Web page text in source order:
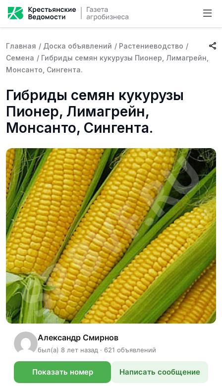
Главная / Доска объявлений / Растениеводство /
Семена / Гибриды семян кукурузы Пионер, Лимагрейн,
Монсанто, Сингента.
Гибриды семян кукурузы
Пионер, Лимагрейн,
Монсанто, Сингента.
Александр Смирнов
был(а) 8 лет назад · 621 объявлений
Показать номер Написать сообщение